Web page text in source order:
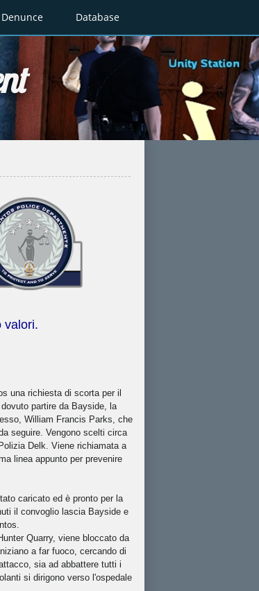
Denunce Database
valori.
una richiesta di scorta per il
partire da Bayside, la
William Francis Parks, che
seguire. Vengono scelti circa
Delk. Viene richiamata a
linea appunto per prevenire
caricato ed è pronto per la
il convoglio lascia Bayside e
Quarry, viene bloccato da
a far fuoco, cercando di
sia ad abbattere tutti i
si dirigono verso l'ospedale